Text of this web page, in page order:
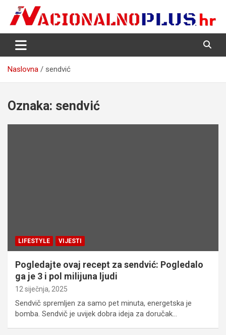
content
NacionalnoPlus.hr
Nacija želi znati više
Naslovna sendvić
Oznaka: sendvić
LIFESTYLE VIJESTI
Pogledajte ovaj recept za sendvić: Pogledalo
ga je 3 i pol milijuna ljudi
12 siječnja, 2025
Sendvič spremljen za samo pet minuta, energetska je
bomba. Sendvič je uvijek dobra ideja za doručak…